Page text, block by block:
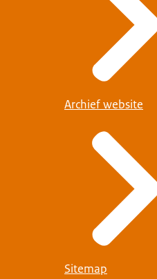
Archief website
Sitemap